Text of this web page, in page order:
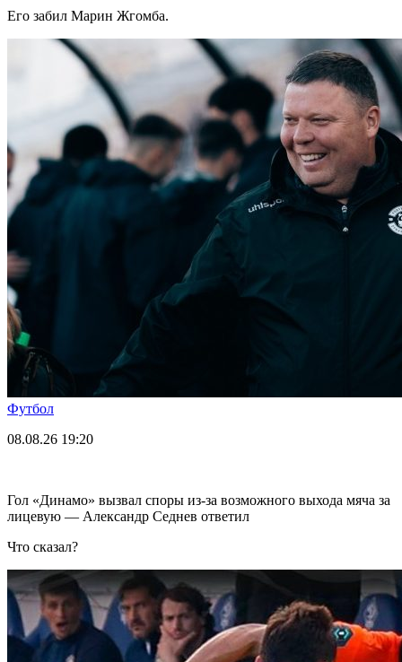
Его забил Марин Жгомба.
Футбол
08.08.26 19:20
Гол «Динамо» вызвал споры из-за возможного выхода мяча за
лицевую — Александр Седнев ответил
Что сказал?